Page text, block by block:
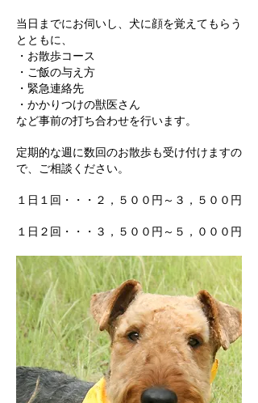
当日までにお伺いし、犬に顔を覚えてもらう
とともに、
・お散歩コース
・ご飯の与え方
・緊急連絡先
・かかりつけの獣医さん
など事前の打ち合わせを行います。
定期的な週に数回のお散歩も受け付けますの
で、ご相談ください。
１日１回・・・２，５００円～３，５００円
１日２回・・・３，５００円～５，０００円